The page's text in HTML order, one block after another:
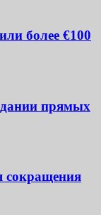
более €100
прямых
сокращения